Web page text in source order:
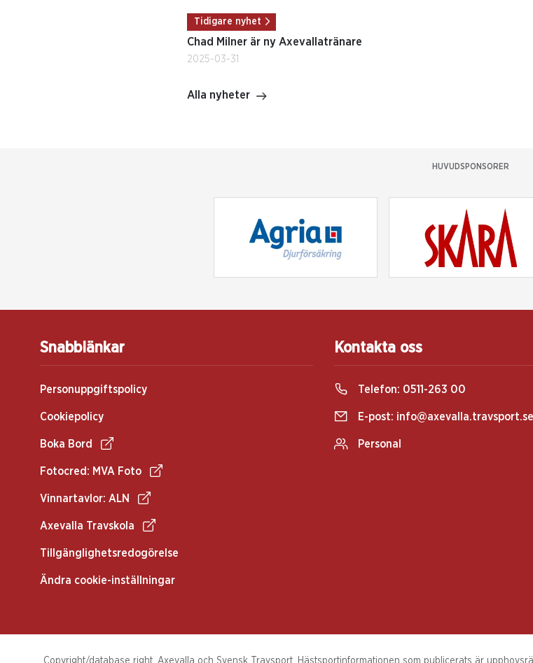
Tidigare nyhet
Chad Milner är ny Axevallatränare
2025-03-31
Alla nyheter
HUVUDSPONSORER
Snabblänkar
Personuppgiftspolicy
Cookiepolicy
Boka Bord
Fotocred: MVA Foto
Vinnartavlor: ALN
Axevalla Travskola
Tillgänglighetsredogörelse
Ändra cookie-inställningar
Kontakta oss
Telefon: 0511-263 00
E-post: info@axevalla.travsport.se
Personal